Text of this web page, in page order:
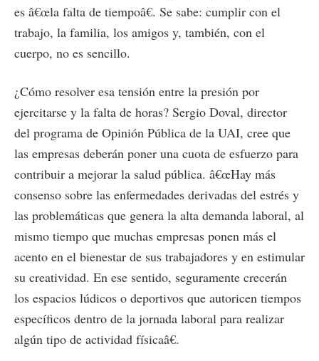
es â€œla falta de tiempoâ€. Se sabe: cumplir con el
trabajo, la familia, los amigos y, también, con el
cuerpo, no es sencillo.
¿Cómo resolver esa tensión entre la presión por
ejercitarse y la falta de horas? Sergio Doval, director
del programa de Opinión Pública de la UAI, cree que
las empresas deberán poner una cuota de esfuerzo para
contribuir a mejorar la salud pública. â€œHay más
consenso sobre las enfermedades derivadas del estrés y
las problemáticas que genera la alta demanda laboral, al
mismo tiempo que muchas empresas ponen más el
acento en el bienestar de sus trabajadores y en estimular
su creatividad. En ese sentido, seguramente crecerán
los espacios lúdicos o deportivos que autoricen tiempos
específicos dentro de la jornada laboral para realizar
algún tipo de actividad físicaâ€.